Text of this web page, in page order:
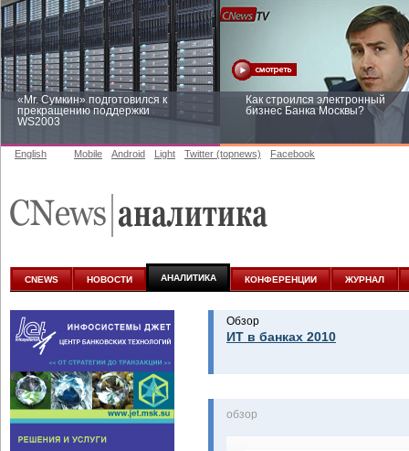
«Mr. Сумкин» подготовился к
прекращению поддержки
WS2003
Как строился электронный
бизнес Банка Москвы?
аналитике
English Mobile Android Light Twitter (topnews) Facebook
CNEWS НОВОСТИ АНАЛИТИКА КОНФЕРЕНЦИИ ЖУРНАЛ
Обзор
ИТ в банках 2010
oбзор